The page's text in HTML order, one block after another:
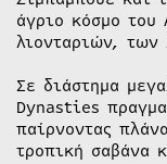
άγριο κόσμο του
λιονταριών, των
Σε διάστημα
Dynasties
παίρνοντας
τροπική σαβάνα